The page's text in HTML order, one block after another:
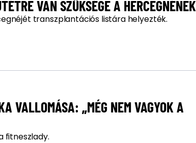
VAN SZÜKSÉGE A HERCEGNÉNEK
transzplantációs listára helyezték.
VALLOMÁSA: „MÉG NEM VAGYOK A
fitneszlady.